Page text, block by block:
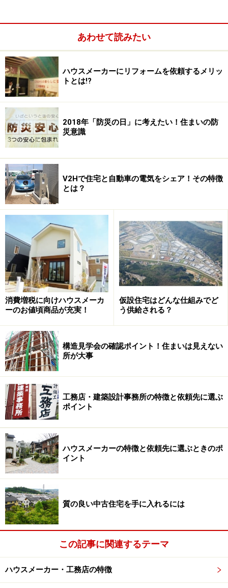
「エアキス」仕様で採用される建材と、一般のＦ★★★★建
材のホルムアルデヒド濃度変化のイメージ。約2分の1となっ
ていることがわかる（クリックすると拡大します）
5つの化学物質とはホルムアルデヒド、トルエン、キシ
レン、エチルベンゼン、スチレンを指します。いずれも
シックハウス症候群の原因とされる物質で、合板やパー
ティクルボードなどの木質系の建材に加え、壁紙、塗
料、接着剤、断熱材などに含まれます。住宅性能表示制
度では引き渡し前に発散量を測定し、その結果を通知す
ることが定められています。
このうちホルムアルデヒドは建築基準法の対象。その建
材の安全性はF★★★★～F★★（★が多いほど安全性が
高い。Ｆ★はなし。ホルムアルデヒド含有量が多いた
め）で表されます。積水ハウスなど大手ハウスメーカー
では、ほぼF★★★★の建材を採用しています。
化学物質を「出さない」「換気する」「吸
着する」
花粉症対策も空気質向上のポイント。「エアキス」では新型
の換気システムも採用されている。写真では細かいチリを集
めている様子がわかる（クリックすると拡大します）
「出さない」、「換気する」、「吸着させる」ことで、
F★★★★以上、つまり厚生労働省の指針値の2分の1以
下という、よりハイレベルな室内空気質を実現させよう
とするものです。
ところで、シックハウス症候群として世の中に認知され
るようになってきましたが、多くの人にとっては室内空
気質についてはそれほど問題視されるものではないかも
しれません。しかし、子どもや特に化学物質アレルギー
の方にとっては健康上の大きな脅威です。
あわせて読みたい
ハウスメーカーにリフォームを依頼するメリッ
トとは!?
2018年「防災の日」に考えたい！住まいの防
災意識
V2Hで住宅と自動車の電気をシェア！その特徴
とは？
消費増税に向けハウスメーカ
ーのお値頃商品が充実！
仮設住宅はどんな仕組みでど
う供給される？
構造見学会の確認ポイント！住まいは見えない
所が大事
工務店・建築設計事務所の特徴と依頼先に選ぶ
ポイント
ハウスメーカーの特徴と依頼先に選ぶときのポ
イント
質の良い中古住宅を手に入れるには
この記事に関連するテーマ
ハウスメーカー・工務店の特徴